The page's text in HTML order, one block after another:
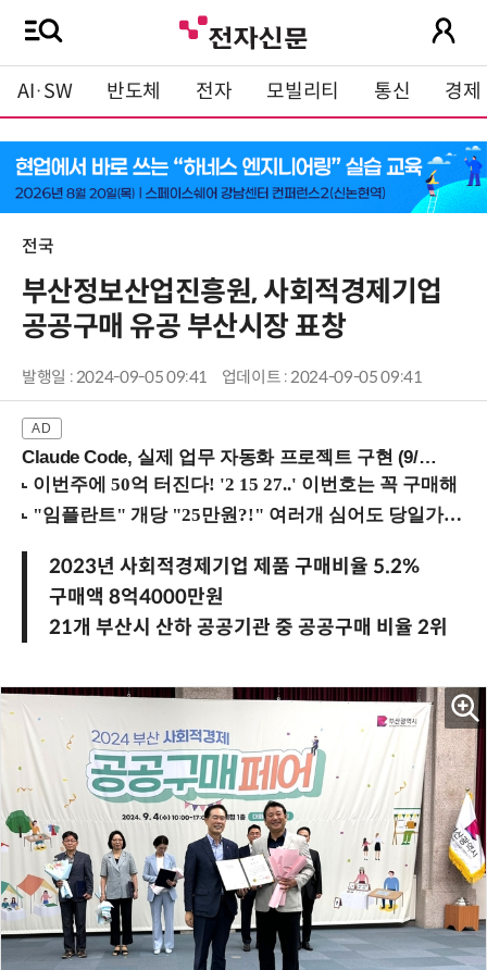
AI·SW 반도체 전자 모빌리티 통신 경제
전국
부산정보산업진흥원, 사회적경제기업
공공구매 유공 부산시장 표창
발행일 : 2024-09-05 09:41 업데이트 : 2024-09-05 09:41
Claude Code, 실제 업무 자동화 프로젝트 구현 (9/16 ~17 강남역)
2023년 사회적경제기업 제품 구매비율 5.2%
구매액 8억4000만원
21개 부산시 산하 공공기관 중 공공구매 비율 2위